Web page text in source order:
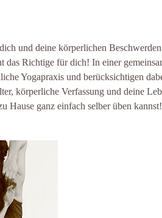
und deine körperlichen
das Richtige für dich! In einer
Yogapraxis und berücksichtigen
körperliche Verfassung und deine
Hause ganz einfach selber üben kannst!